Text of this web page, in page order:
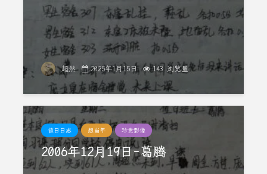
超然 2025年1月15日 143 浏览量
值日日志 想当年 珍贵影像
2006年12月19日-葛腾